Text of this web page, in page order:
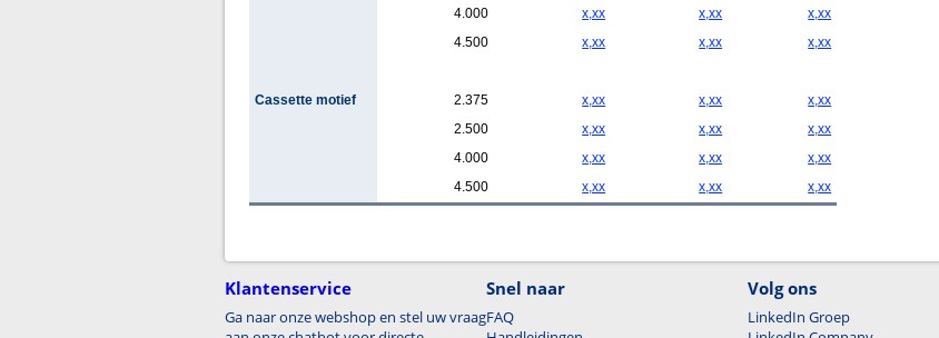
4.000
x,xx x,xx
x,xx
4.500
x,xx x,xx x,xx
Cassette motief 2.375 x,xx x,xx
x,xx
2.500
x,xx x,xx
x,xx
4.000
x,xx x,xx
x,xx
4.500
x,xx x,xx x,xx
Klantenservice
Ga naar onze webshop en stel uw vraag
Snel naar
FAQ
Volg ons
LinkedIn Groep